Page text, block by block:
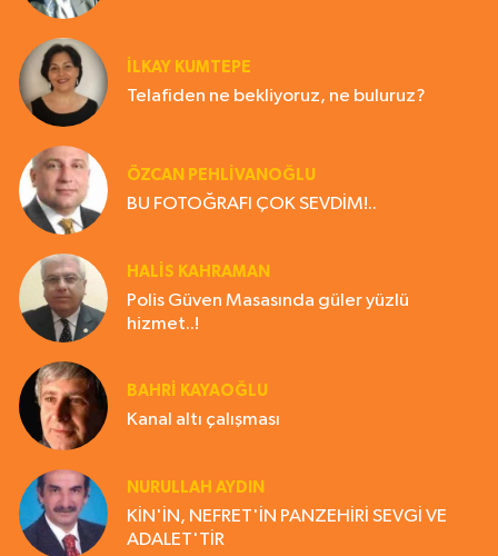
İLKAY KUMTEPE
Telafiden ne bekliyoruz, ne buluruz?
ÖZCAN PEHLİVANOĞLU
BU FOTOĞRAFI ÇOK SEVDİM!..
HALIS KAHRAMAN
Polis Güven Masasında güler yüzlü
hizmet..!
BAHRI KAYAOĞLU
Kanal altı çalışması
NURULLAH AYDIN
KİN'İN, NEFRET'İN PANZEHİRİ SEVGİ VE
ADALET'TİR